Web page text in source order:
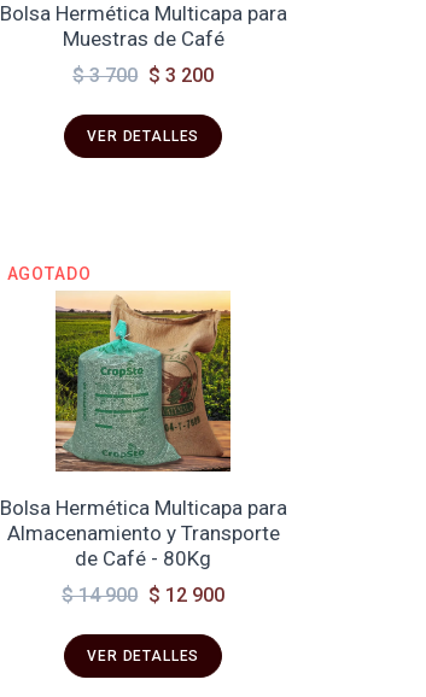
Bolsa Hermética Multicapa para
Muestras de Café
$ 3 700 $ 3 200
VER DETALLES
AGOTADO
Bolsa Hermética Multicapa para
Almacenamiento y Transporte
de Café - 80Kg
$ 14 900 $ 12 900
VER DETALLES